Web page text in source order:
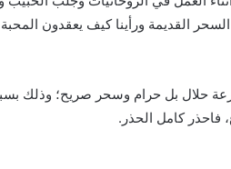
القديمة ورأينا كيف يعقدون
حلال بل حرام وسحر صريح؛ وذلك
فاحذر كامل الحذر.